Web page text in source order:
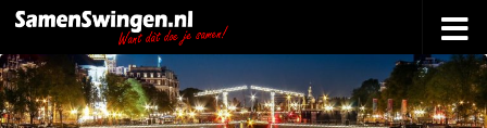
Doorgaan naar inhoud